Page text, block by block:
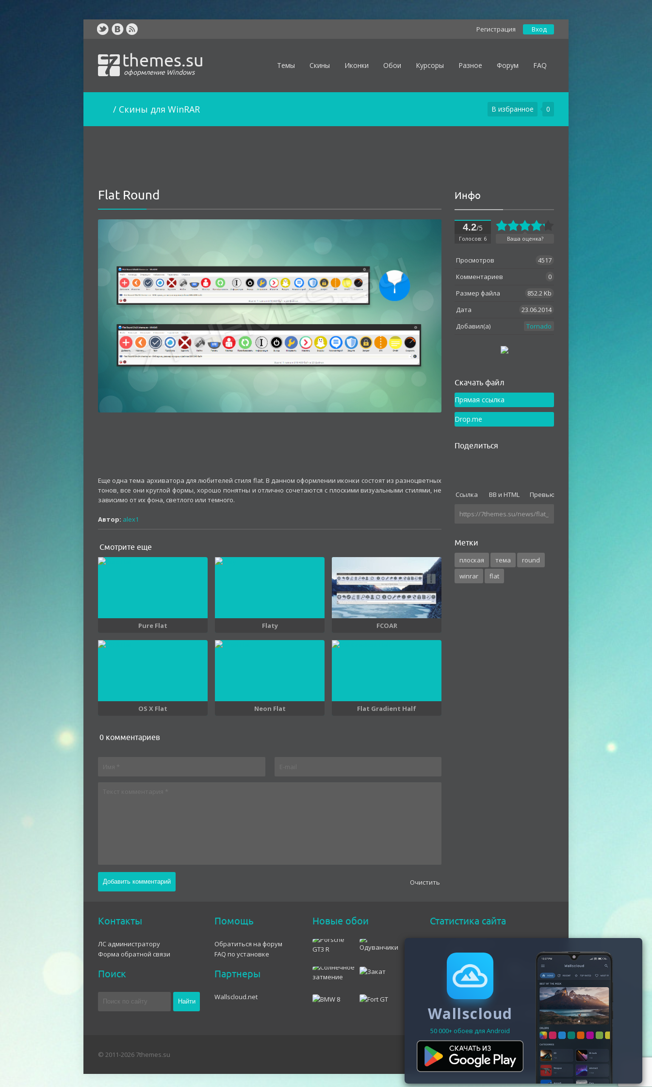
Регистрация Вход
themes.su
оформление Windows
Темы Скины Иконки Обои Курсоры Разное Форум FAQ
/ Скины для WinRAR 0
В избранное
Flat Round
Еще одна тема архиватора для любителей стиля flat. В данном оформлении иконки состоят из разноцветных
тонов, все они круглой формы, хорошо понятны и отлично сочетаются с плоскими визуальными стилями, не
зависимо от их фона, светлого или темного.
Автор: alex1
Смотрите еще
Pure Flat Flaty FCOAR
OS X Flat Neon Flat Flat Gradient Half
0 комментариев
Oчистить
Инфо
4.2/5
Голосов: 6 Ваша оценка?
Просмотров
4517
Комментариев
0
Размер файла
852.2 Kb
Дата
23.06.2014
Добавил(а)
Tornado
Как установить
Скачать файл
Прямая ссылка
Drop.me
Поделиться
Ссылка BB и HTML Превью
Метки
плоская тема
round
winrar
flat
Контакты
ЛС администратору
Форма обратной связи
Поиск
Помощь
Обратиться на форум
FAQ по установке
Партнеры
Wallscloud.net
Новые обои Статистика сайта
212
Гостей
203
Пользователей
9
Зарегистрировано - 19470
© 2011-2026 7themes.su
Wallscloud
50 000+ обоев для Android